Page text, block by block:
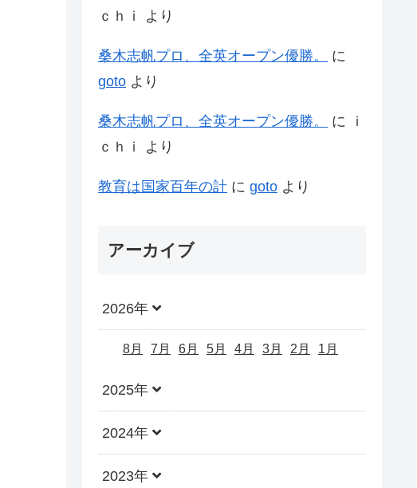
ｃｈｉ
より
桑木志帆プロ、全英オープン優勝。
に
goto より
桑木志帆プロ、全英オープン優勝。 に
ｉ
ｃｈｉ
より
教育は国家百年の計 に goto より
アーカイブ
2026年
8月 7月 6月 5月 4月 3月 2月 1月
2025年
2024年
2023年